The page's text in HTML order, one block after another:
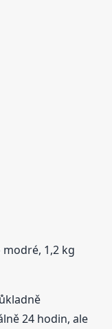
1,2 kg
24 hodin, ale